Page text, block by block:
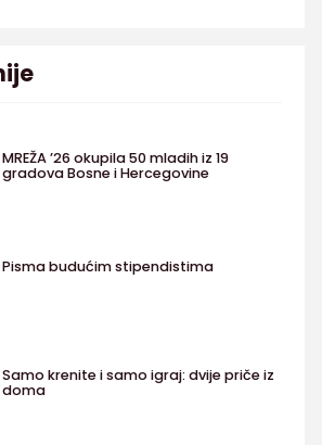
MREŽA ’26 okupila 50 mladih iz 19
gradova Bosne i Hercegovine
Pisma budućim stipendistima
Samo krenite i samo igraj: dvije priče iz
doma